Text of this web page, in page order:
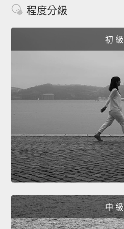
程度分級
初 級
中 級